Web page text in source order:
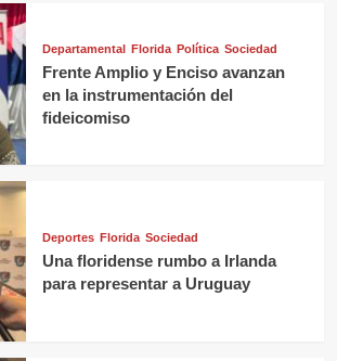
Departamental Florida Política Sociedad
Frente Amplio y Enciso avanzan
en la instrumentación del
fideicomiso
Deportes Florida Sociedad
Una floridense rumbo a Irlanda
para representar a Uruguay